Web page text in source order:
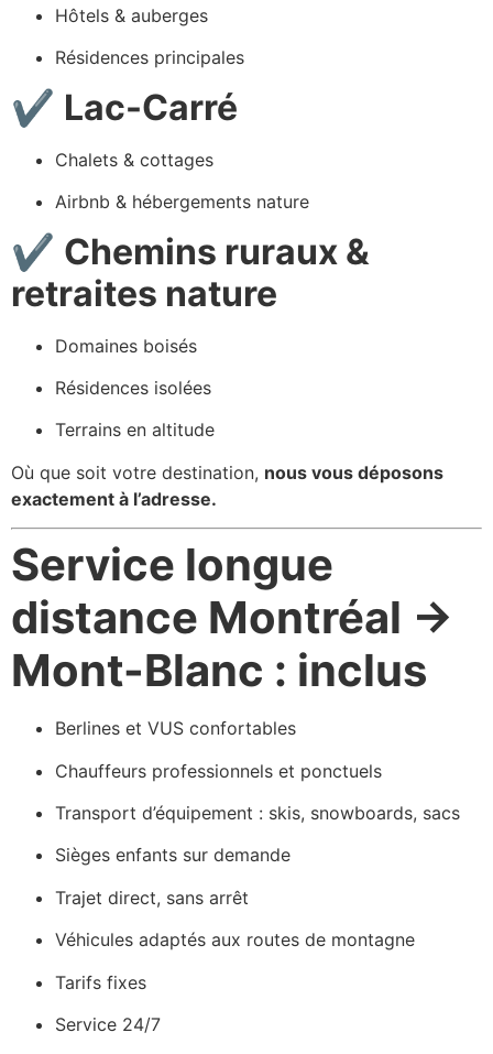
Hôtels & auberges
Résidences principales
✔ Lac-Carré
Chalets & cottages
Airbnb & hébergements nature
✔ Chemins ruraux &
retraites nature
Domaines boisés
Résidences isolées
Terrains en altitude
Où que soit votre destination, nous vous déposons
exactement à l’adresse.
Service longue
distance Montréal →
Mont-Blanc : inclus
Berlines et VUS confortables
Chauffeurs professionnels et ponctuels
Transport d’équipement : skis, snowboards, sacs
Sièges enfants sur demande
Trajet direct, sans arrêt
Véhicules adaptés aux routes de montagne
Tarifs fixes
Service 24/7